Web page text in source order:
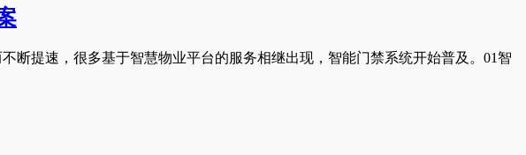
断提速，很多基于智慧物业平台的服务相继出现，智能门禁系统开始普及。01智